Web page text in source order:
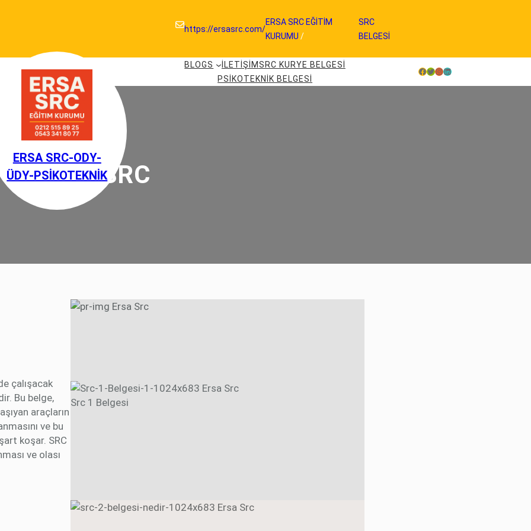
https://ersasrc.com/
ERSA SRC EĞİTİM
KURUMU /
SRC
BELGESİ
ERSA SRC-ODY-
ÜDY-PSIKOTEKNIK
BLOGS ILETIŞIMSRC KURYE BELGESI
PSIKOTEKNIK BELGESI
Facebook Twitter InstagramLinkedIn
ERSA SRC
çalışacak
Bu belge,
araçların
ve bu
koşar. SRC
ve olası
Src 1 Belgesi